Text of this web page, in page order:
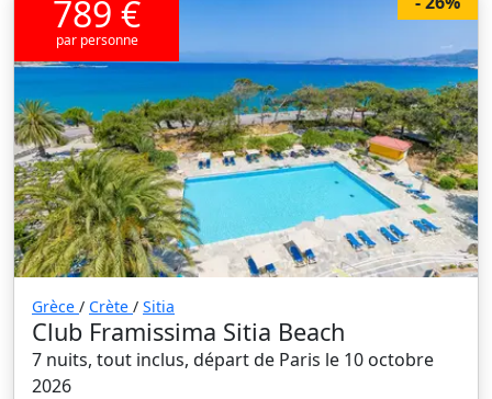
789 €
par personne
Grèce / Crète / Sitia
Club Framissima Sitia Beach
7 nuits, tout inclus, départ de Paris le 10 octobre
2026